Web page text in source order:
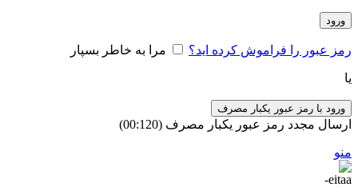
ورود
رمز عبور را فراموش کرده اید؟ مرا به خاطر بسپار
یا
ورود با رمز عبور یکبار مصرف
ارسال مجدد رمز عبور یکبار مصرف (00:
120
)
منو